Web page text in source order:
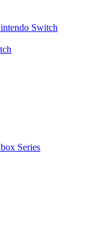
Switch
Series